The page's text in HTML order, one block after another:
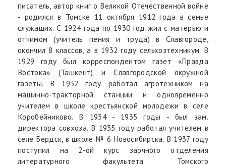
писатель, автор книг о Великой Отечественной войне
- родился в Томске 11 октября 1912 года в семье
служащих. С 1924 года по 1930 год жил с матерью и
отчимом (учитель пения и труда) в Славгороде,
окончил 8 классов, а в 1932 году сельхозтехникум. В
1929 году был корреспондентом газет «Правда
Востока» (Ташкент) и Славгородской окружной
газеты. В 1932 году работал агротехником на
машинно-тракторной станции и одновременно
учителем в школе крестьянской молодежи в селе
Коробейниково. В 1934 - 1935 годы - был зам.
директора совхоза. В 1935 году работал учителем в
селе Бердск, в школе № 6 Новосибирска. В 1937 году
поступил на 2-ой курс заочного отделения
литературного факультета Томского